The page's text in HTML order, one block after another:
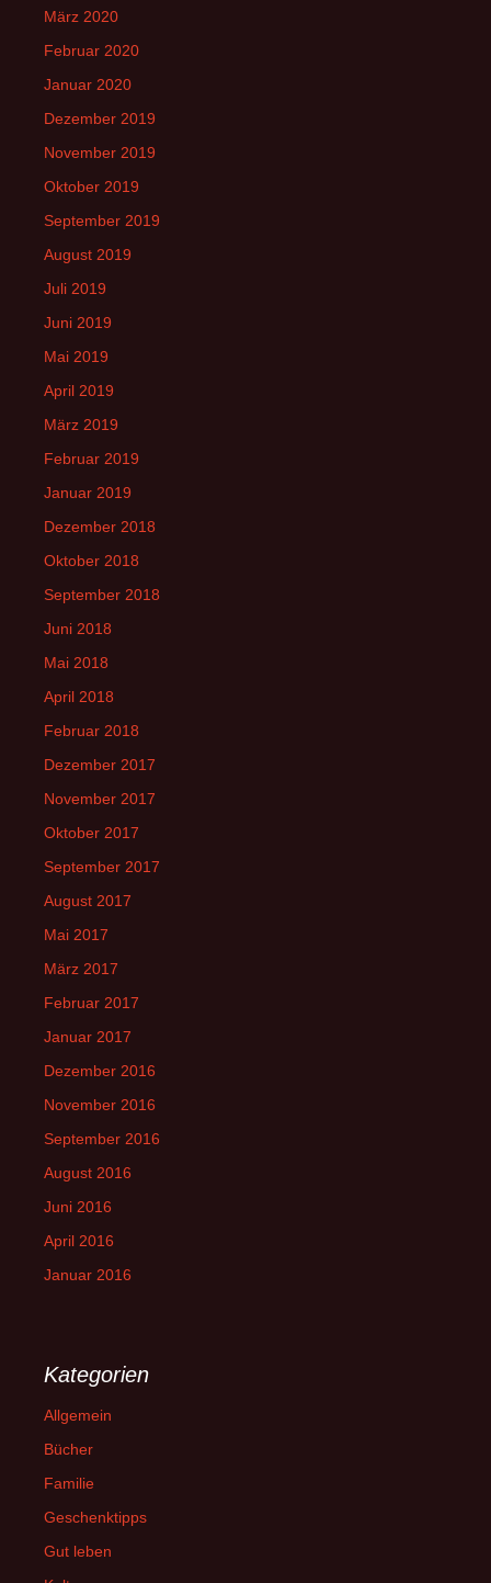
März 2020
Februar 2020
Januar 2020
Dezember 2019
November 2019
Oktober 2019
September 2019
August 2019
Juli 2019
Juni 2019
Mai 2019
April 2019
März 2019
Februar 2019
Januar 2019
Dezember 2018
Oktober 2018
September 2018
Juni 2018
Mai 2018
April 2018
Februar 2018
Dezember 2017
November 2017
Oktober 2017
September 2017
August 2017
Mai 2017
März 2017
Februar 2017
Januar 2017
Dezember 2016
November 2016
September 2016
August 2016
Juni 2016
April 2016
Januar 2016
Kategorien
Allgemein
Bücher
Familie
Geschenktipps
Gut leben